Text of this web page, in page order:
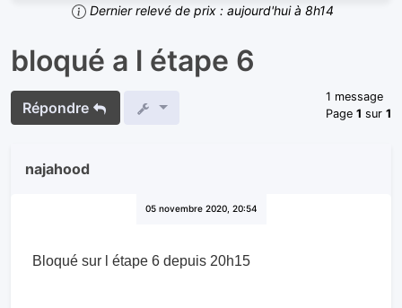
Dernier relevé de prix : aujourd'hui à 8h14
bloqué a l étape 6
Répondre
1 message
Page1 sur1
najahood
05 novembre 2020, 20:54
Bloqué sur l étape 6 depuis 20h15